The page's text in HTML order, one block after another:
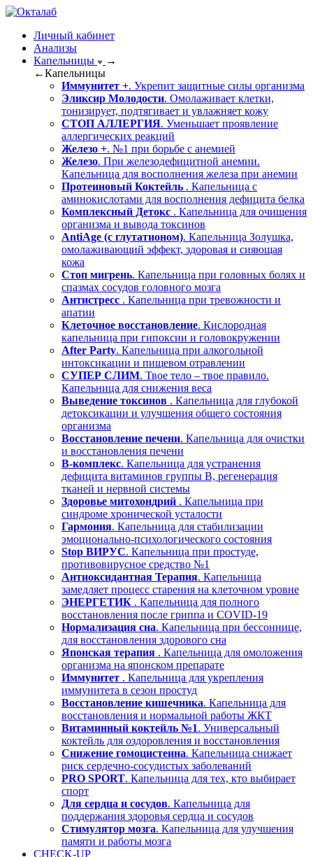
Личный кабинет
Анализы
Капельницы
→
←Капельницы
Иммунитет +. Укрепит защитные силы организма
Эликсир Молодости. Омолаживает клетки,
тонизирует, подтягивает и увлажняет кожу
СТОП АЛЛЕРГИЯ. Уменьшает проявление
аллергических реакций
Железо +. №1 при борьбе с анемией
Железо. При железодефицитной анемии.
Капельница для восполнения железа при анемии
Протеиновый Коктейль . Капельница с
аминокислотами для восполнения дефицита белка
Комплексный Детокс . Капельница для очищения
организма и вывода токсинов
AntiAge (с глутатионом). Капельница Золушка,
омолаживающий эффект, здоровая и сияющая
кожа
Стоп мигрень. Капельница при головных болях и
спазмах сосудов головного мозга
Антистресс . Капельница при тревожности и
апатии
Клеточное восстановление. Кислородная
капельница при гипоксии и головокружении
After Party. Капельница при алкогольной
интоксикации и пищевом отравлении
СУПЕР СЛИМ. Твое тело – твое правило.
Капельница для снижения веса
Выведение токсинов . Капельница для глубокой
детоксикации и улучшения общего состояния
организма
Восстановление печени. Капельница для очистки
и восстановления печени
В-комплекс. Капельница для устранения
дефицита витаминов группы В, регенерация
тканей и нервной системы
Здоровье митохондрий . Капельница при
синдроме хронической усталости
Гармония. Капельница для стабилизации
эмоционально-психологического состояния
Stop ВИРУС. Капельница при простуде,
противовирусное средство №1
Антиоксидантная Терапия. Капельница
замедляет процесс старения на клеточном уровне
ЭНЕРГЕТИК . Капельница для полного
восстановления после гриппа и COVID-19
Нормализация сна. Капельница при бессоннице,
для восстановления здорового сна
Японская терапия . Капельница для омоложения
организма на японском препарате
Иммунитет . Капельница для укрепления
иммунитета в сезон простуд
Восстановление кишечника. Капельница для
восстановления и нормальной работы ЖКТ
Витаминный коктейль №1. Универсальный
коктейль для оздоровления и восстановления
Снижение гомоцистеина. Капельница снижает
риск сердечно-сосудистых заболеваний
PRO SPORT. Капельница для тех, кто выбирает
спорт
Для сердца и сосудов. Капельница для
поддержания здоровья сердца и сосудов
Стимулятор мозга. Капельница для улучшения
памяти и работы мозга
CHECK-UP